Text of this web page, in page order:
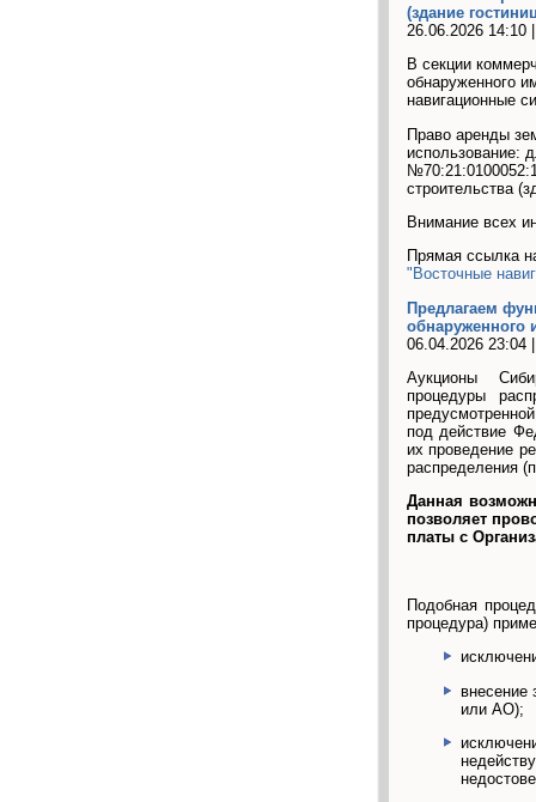
(здание
26.06.2026 14:10
В секции
обнаруженного
навигационные
Право аренды
использование:
строительства
Внимание всех
Прямая ссылка
"Восточные
Предлагаем
обнаруженного
06.04.2026 23:04
Аукционы
процедуры
под действие
их проведение
распределения
Данная
позволяет
платы с
Подобная
процедура)
внесение
или АО);